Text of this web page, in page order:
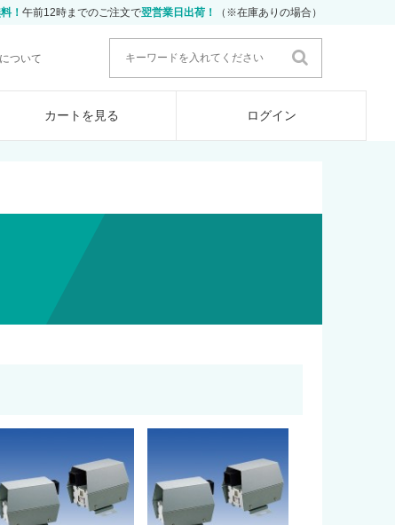
！ 午前12時までのご注文で翌営業日出荷！ （※在庫ありの場合）
ついて
カートを見る ログイン